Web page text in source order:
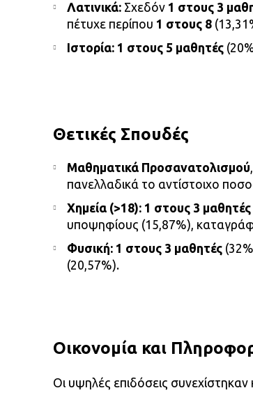
Λατινικά: Σχεδόν 1 στους 3
πέτυχε περίπου 1 στους 8
Ιστορία: 1 στους 5 μαθητές
Θετικές Σπουδές
Μαθηματικά Προσανατολισμού,
πανελλαδικά το αντίστοιχο
Χημεία (>18): 1 στους 3 μαθητές
υποψηφίους (15,87%),
Φυσική: 1 στους 3 μαθητές
(20,57%).
Οικονομία και
Οι υψηλές επιδόσεις